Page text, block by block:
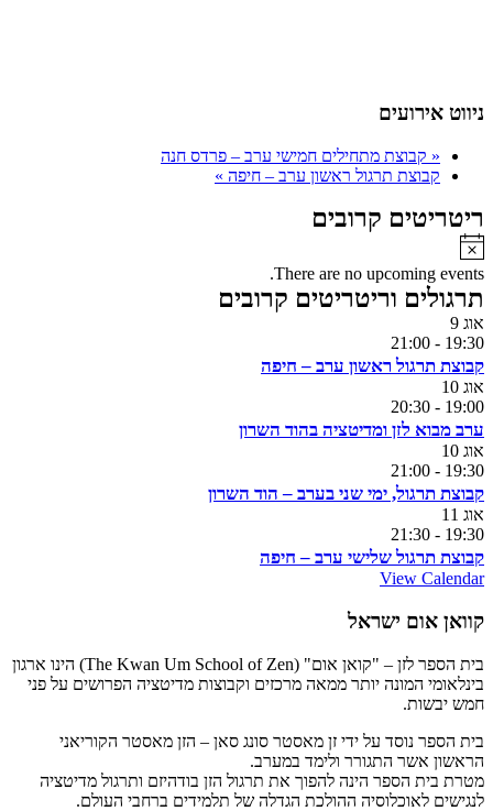
ניווט אירועים
« קבוצת מתחילים חמישי ערב – פרדס חנה
קבוצת תרגול ראשון ערב – חיפה »
ריטריטים קרובים
Notice
There are no upcoming events.
תרגולים וריטריטים קרובים
אוג 9
19:30
-
21:00
קבוצת תרגול ראשון ערב – חיפה
אוג 10
19:00
-
20:30
ערב מבוא לזן ומדיטציה בהוד השרון
אוג 10
19:30
-
21:00
קבוצת תרגול, ימי שני בערב – הוד השרון
אוג 11
19:30
-
21:30
קבוצת תרגול שלישי ערב – חיפה
View Calendar
קוואן אום ישראל
בית הספר לזן – "קואן אום" (The Kwan Um School of Zen) הינו ארגון
בינלאומי המונה יותר ממאה מרכזים וקבוצות מדיטציה הפרושים על פני
חמש יבשות.
בית הספר נוסד על ידי זן מאסטר סונג סאן – הזן מאסטר הקוריאני
הראשון אשר התגורר ולימד במערב.
מטרת בית הספר הינה להפוך את תרגול הזן בודהיזם ותרגול מדיטציה
לנגישים לאוכלוסיה ההולכת הגדלה של תלמידים ברחבי העולם.